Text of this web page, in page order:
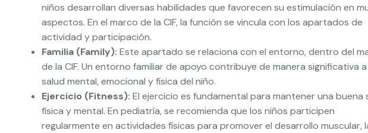
niños desarrollan diversas habilidades que favorecen su estimulación en
aspectos. En el marco de la CIF, la función se vincula con los apartados de
actividad y participación.
Familia (Family): Este apartado se relaciona con el entorno, dentro del
de la CIF. Un entorno familiar de apoyo contribuye de manera significativa a
salud mental, emocional y física del niño.
Ejercicio (Fitness): El ejercicio es fundamental para mantener una buena
física y mental. En pediatría, se recomienda que los niños participen
regularmente en actividades físicas para promover el desarrollo muscular,